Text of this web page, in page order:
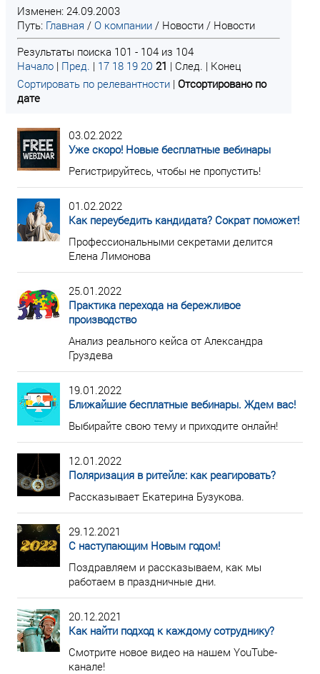
Изменен: 24.09.2003
Путь: Главная / О компании / Новости / Новости
Результаты поиска 101 - 104 из 104
Начало | Пред. | 17 18 19 20 21 | След. | Конец
Сортировать по релевантности | Отсортировано по
дате
03.02.2022
Уже скоро! Новые бесплатные вебинары
Регистрируйтесь, чтобы не пропустить!
01.02.2022
Как переубедить кандидата? Сократ поможет!
Профессиональными секретами делится
Елена Лимонова
25.01.2022
Практика перехода на бережливое
производство
Анализ реального кейса от Александра
Груздева
19.01.2022
Ближайшие бесплатные вебинары. Ждем вас!
Выбирайте свою тему и приходите онлайн!
12.01.2022
Поляризация в ритейле: как реагировать?
Рассказывает Екатерина Бузукова.
29.12.2021
С наступающим Новым годом!
Поздравляем и рассказываем, как мы
работаем в праздничные дни.
20.12.2021
Как найти подход к каждому сотруднику?
Смотрите новое видео на нашем YouTube-
канале!